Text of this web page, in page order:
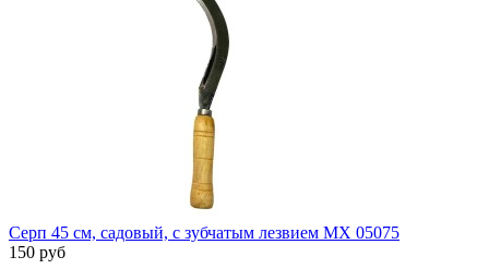
Серп 45 см, садовый, с зубчатым лезвием MX 05075
150 руб